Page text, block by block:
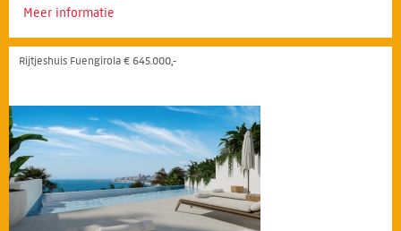
Meer informatie
Rijtjeshuis Fuengirola € 645.000,-